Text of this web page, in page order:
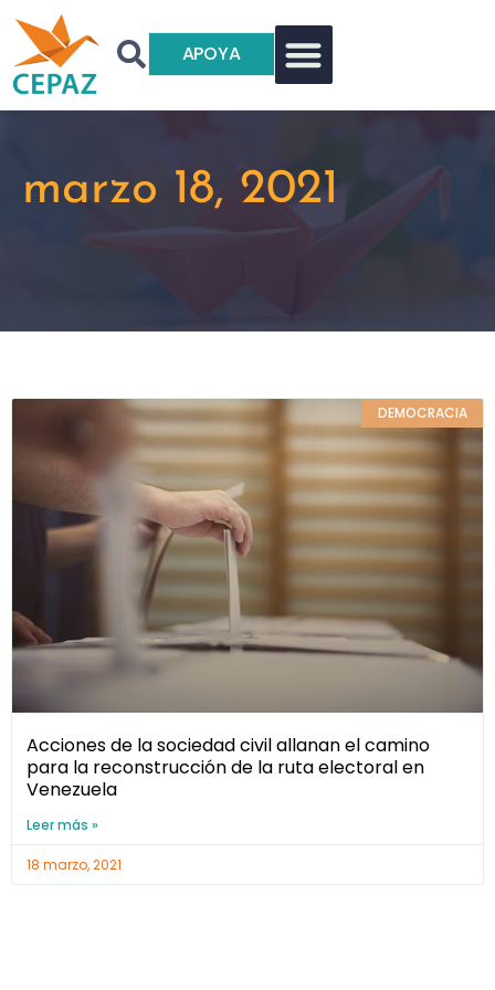
APOYA
marzo 18, 2021
DEMOCRACIA
Acciones de la sociedad civil allanan el camino
para la reconstrucción de la ruta electoral en
Venezuela
Leer más »
18 marzo, 2021